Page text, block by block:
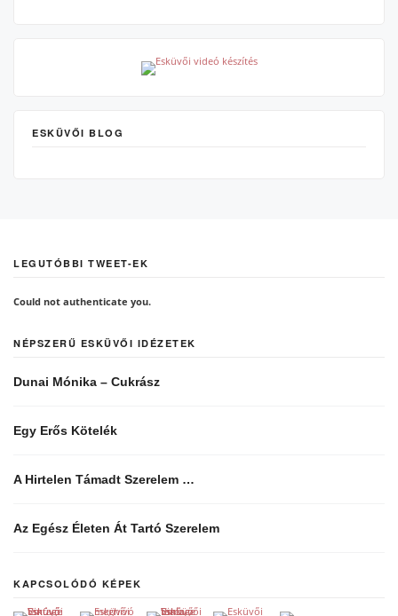
ESKÜVŐI BLOG
LEGUTÓBBI TWEET-EK
Could not authenticate you.
NÉPSZERŰ ESKÜVŐI IDÉZETEK
Dunai Mónika – Cukrász
Egy Erős Kötelék
A Hirtelen Támadt Szerelem …
Az Egész Életen Át Tartó Szerelem
KAPCSOLÓDÓ KÉPEK